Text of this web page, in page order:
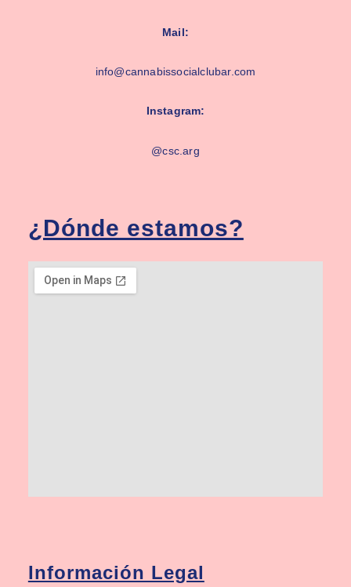
Mail:
info@cannabissocialclubar.com
Instagram:
@csc.arg
¿Dónde estamos?
Información Legal